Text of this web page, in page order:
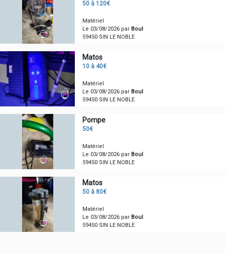
50 à 120€
Matériel
Le 03/08/2026 par Boul
59450 SIN LE NOBLE
Matos
10 à 40€
Matériel
Le 03/08/2026 par Boul
59450 SIN LE NOBLE
Pompe
50€
Matériel
Le 03/08/2026 par Boul
59450 SIN LE NOBLE
Matos
50 à 80€
Matériel
Le 03/08/2026 par Boul
59450 SIN LE NOBLE